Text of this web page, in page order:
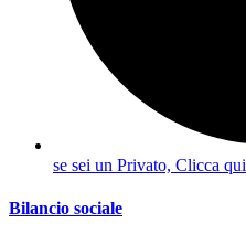
se sei un Privato, Clicca qui
Bilancio sociale